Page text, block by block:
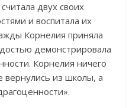
двух своих
и воспитала их
Корнелия приняла
демонстрировала
Корнелия ничего
вернулись из школы, а